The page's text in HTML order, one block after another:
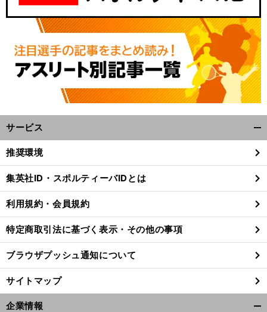
サービス
閉
る
推奨環境
集英社ID・スポルティーバIDとは
利用規約・会員規約
特定商取引法に基づく表示・その他の事項
ブラウザプッシュ通知について
サイトマップ
企業情報